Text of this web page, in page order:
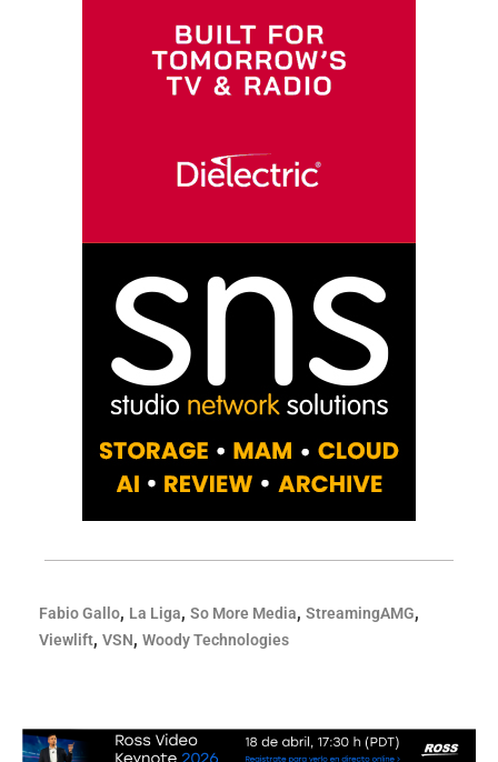
Fabio Gallo, La Liga, So More Media, StreamingAMG,
Viewlift, VSN, Woody Technologies